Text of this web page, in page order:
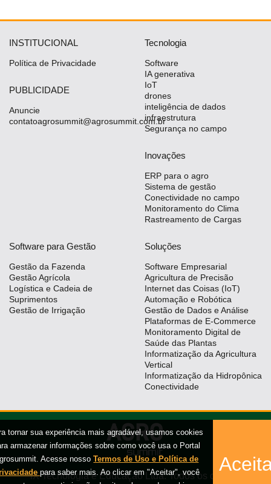
tornar sua experiência mais agradável, usamos cookies
armazenar informações sobre como você usa o Portal
Acesse nossoTermos de Uso e Política de
para saber mais. Ao clicar em "Aceitar", você
INSTITUCIONAL
Política de Privacidade
PUBLICIDADE
Anuncie
contatoagrosummit@agrosummit.com.br
Tecnologia
Software
IA generativa
IoT
drones
inteligência de dados
infraestrutura
Segurança no campo
Inovações
ERP para o agro
Sistema de gestão
Conectividade no campo
Monitoramento do Clima
Rastreamento de Cargas
Software para Gestão
Gestão da Fazenda
Gestão Agrícola
Logística e Cadeia de
Suprimentos
Gestão de Irrigação
Soluções
Software Empresarial
Agricultura de Precisão
Internet das Coisas (IoT)
Automação e Robótica
Gestão de Dados e Análise
Plataformas de E-Commerce
Monitoramento Digital de
Saúde das Plantas
Informatização da Agricultura
Vertical
Informatização da Hidropônica
Conectividade
iX Tecnologia e Educação Ltda. Todos os direitos